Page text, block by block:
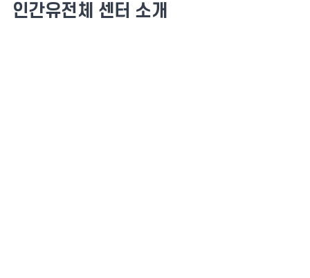
인간유전체 센터 소개